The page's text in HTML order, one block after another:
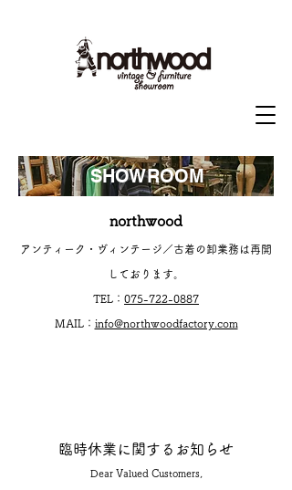
SHOWROOM
northwood
アンティーク・ヴィンテージ／古着の卸業務は再開
しております
TEL： 075-722-0887
MAIL： info@northwoodfactory.com
臨時休業に関するお知らせ
Dear Valued Customers,